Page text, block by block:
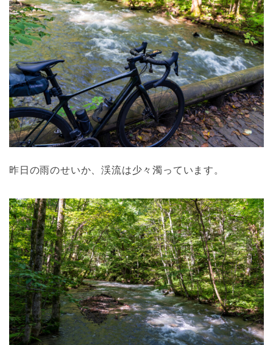
昨日の雨のせいか、渓流は少々濁っています。